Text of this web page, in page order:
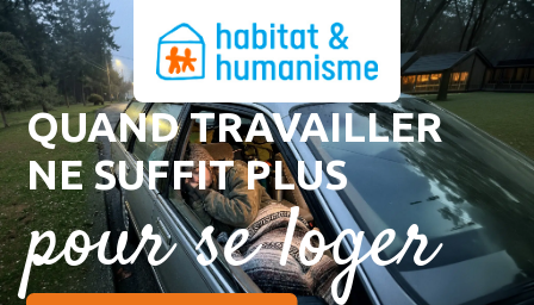
QUAND TRAVAILLER
NE SUFFIT PLUS
pour se loger